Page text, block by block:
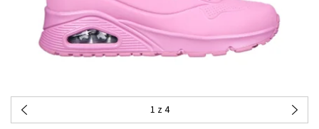
1 z 4